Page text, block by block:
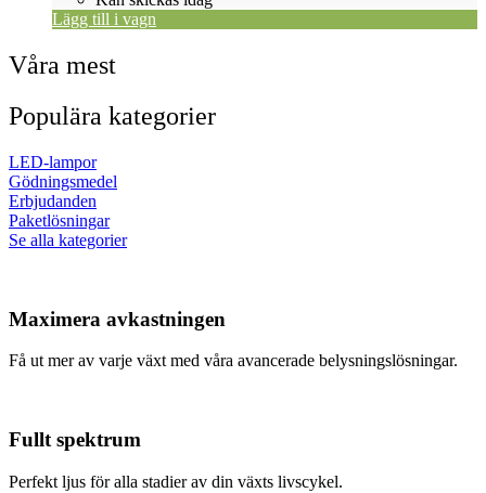
Lägg till i vagn
Våra mest
Populära kategorier
LED-lampor
Gödningsmedel
Erbjudanden
Paketlösningar
Se alla kategorier
Maximera avkastningen
Få ut mer av varje växt med våra avancerade belysningslösningar.
Fullt spektrum
Perfekt ljus för alla stadier av din växts livscykel.